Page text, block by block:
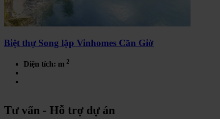
Biệt thự Song lập Vinhomes Cần Giờ
Diện tích: m 2
Tư vấn - Hỗ trợ dự án